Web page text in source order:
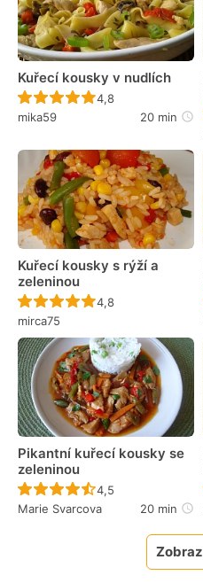
Kuřecí kousky v nudlích
Recept ještě
4,8
mika59
20 min
Kuřecí kousky s rýží a
zeleninou
Recept ještě nebyl
4,8
mirca75
Pikantní kuřecí kousky se
zeleninou
Recept ještě nebyl
4,5
Marie Svarcova
20 min